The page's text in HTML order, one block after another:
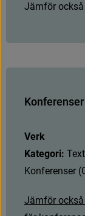
Jämför också
Konferenser
Verk
Kategori: Text
Konferenser (
Jämför också